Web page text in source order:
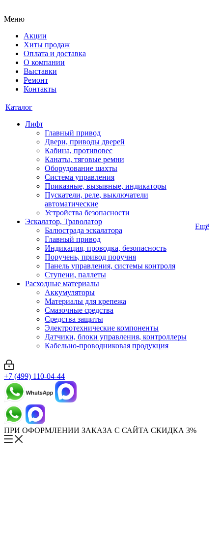
Меню
Акции
Хиты продаж
Оплата и доставка
О компании
Выставки
Ремонт
Контакты
Каталог
Лифт
Главный привод
Двери, приводы дверей
Кабина, противовес
Канаты, тяговые ремни
Оборудование шахты
Система управления
Приказные, вызывные, индикаторы
Пускатели, реле, выключатели
автоматические
Устройства безопасности
Эскалатор, Траволатор
Балюстрада эскалатора
Главный привод
Индикация, проводка, безопасность
Поручень, привод поручня
Панель управления, системы контроля
Ступени, паллеты
Расходные материалы
Аккумуляторы
Материалы для крепежа
Смазочные средства
Средства защиты
Электротехнические компоненты
Датчики, блоки управления, контроллеры
Кабельно-проводниковая продукция
Ещё
+7 (499) 110-04-44
ПРИ ОФОРМЛЕНИИ ЗАКАЗА С САЙТА СКИДКА 3%